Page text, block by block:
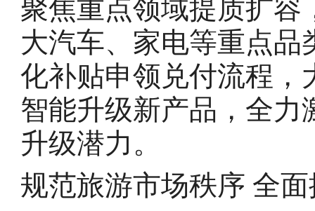
聚焦重点领域提质扩容
大汽车、家电等重点
化补贴申领兑付流程，
智能升级新产品，全
升级潜力。
规范旅游市场秩序 全